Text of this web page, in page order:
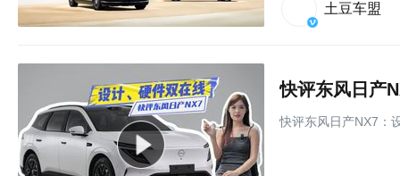
土豆车盟
快评东风日产
快评东风日产NX7：